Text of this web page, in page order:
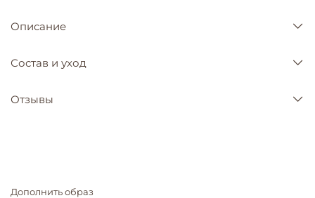
Описание
Состав и уход
Отзывы
Дополнить образ